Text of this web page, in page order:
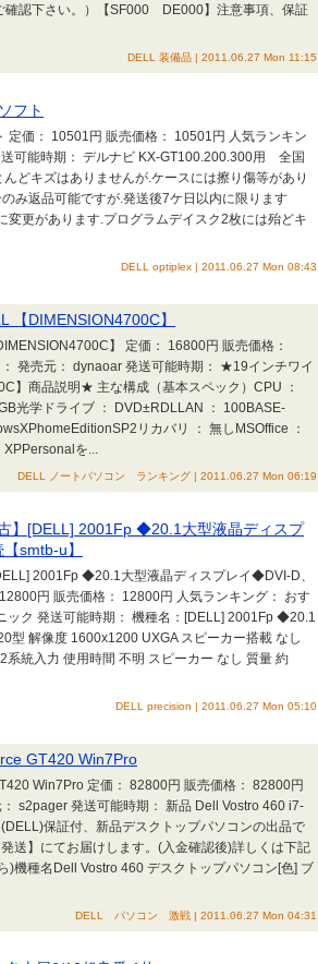
確認下さい。）【SF000 DE000】注意事項、保証
DELL 装備品 | 2011.06.27 Mon 11:15
フト
価： 10501円 販売価格： 10501円 人気ランキン
可能時期： デルナビ KX-GT100.200.300用 全国
どキズはありませんが.ケースには擦り傷等があり
み返品可能ですが.発送後7ケ日以内に限ります
変更があります.プログラムデイスク2枚には殆どキ
DELL optiplex | 2011.06.27 Mon 08:43
DIMENSION4700C】
】 定価： 16800円 販売価格：
発売元： dynaoar 発送可能時期： ★19インチワイ
】商品説明★ 主な構成（基本スペック）CPU ：
光学ドライブ ： DVD±RDLLAN ： 100BASE-
リカバリ ： 無しMSOffice ：
を...
DELL ノートパソコン ランキング | 2011.06.27 Mon 06:19
】[DELL] 2001Fp ◆20.1大型液晶ディスプ
smtb-u】
2001Fp ◆20.1大型液晶ディスプレイ◆DVI-D、
円 販売価格： 12800円 人気ランキング： おす
ック 発送可能時期： 機種名：[DELL] 2001Fp ◆20.1
解像度 1600x1200 UXGA スピーカー搭載 なし
統入力 使用時間 不明 スピーカー なし 質量 約
DELL precision | 2011.06.27 Mon 05:10
GT420 Win7Pro
Win7Pro 定価： 82800円 販売価格： 82800円
s2pager 発送可能時期： 新品 Dell Vostro 460 i7-
保証付、新品デスクトップパソコンの出品で
送】にてお届けします。(入金確認後)詳しくは下記
)機種名Dell Vostro 460 デスクトップパソコン[色] ブ
DELL パソコン 激戦 | 2011.06.27 Mon 04:31